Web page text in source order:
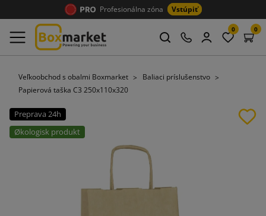
Profesionálna zóna Vstúpiť
0 0
Veľkoobchod s obalmi Boxmarket
Baliaci príslušenstvo
Papierová taška C3 250x110x320
Preprava 24h
Økologisk produkt